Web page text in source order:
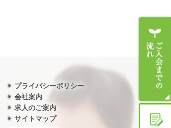
プライバシーポリシー
会社案内
求人のご案内
サイトマップ